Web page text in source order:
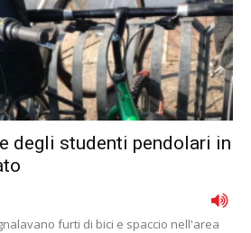
degli studenti pendolari in
furti di bici e spaccio nell'area